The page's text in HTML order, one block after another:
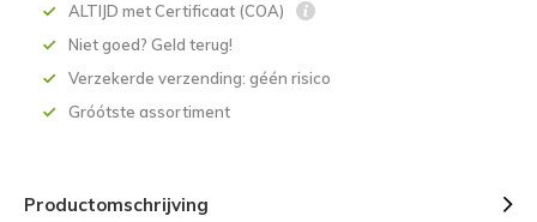
ALTIJD met Certificaat (COA)
Niet goed? Geld terug!
Verzekerde verzending: géén risico
Gróótste assortiment
Productomschrijving